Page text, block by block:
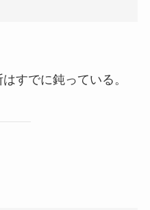
すでに鈍っている。